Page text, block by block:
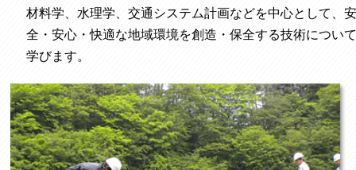
材料学、水理学、交通システム計画などを中心として、
全・安心・快適な地域環境を創造・保全する技術につい
学びます。